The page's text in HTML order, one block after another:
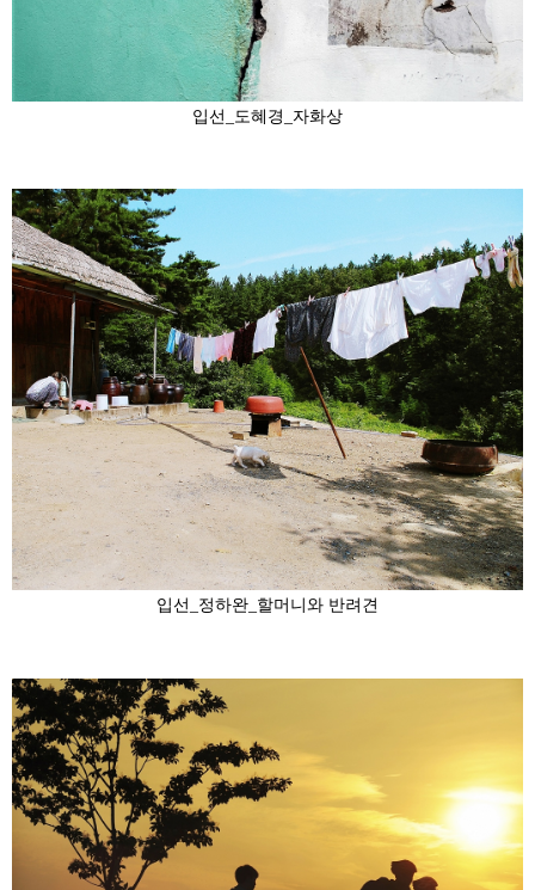
입선_도혜경_자화상
입선_정하완_할머니와 반려견